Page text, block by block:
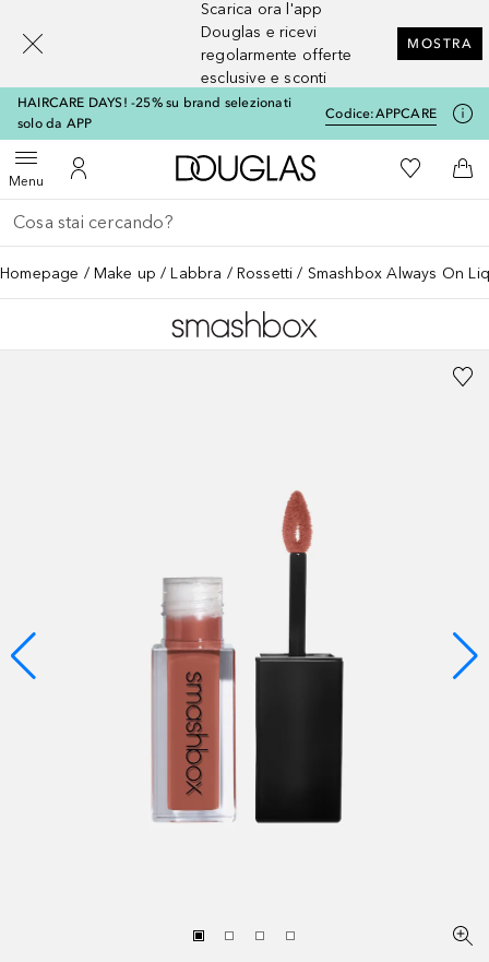
Scarica ora l'app
Douglas e ricevi
regolarmente offerte
esclusive e sconti
MOSTRA
HAIRCARE DAYS! -25% su brand selezionati
solo da APP
Codice:APPCARE
MenuApri menuAl Mio Account
A Douglas HomeAlla Mia
Al
Torna indietro
Esegui ricerca
Homepage Make up Labbra Rossetti Smashbox Always On
[navigation.slideout.screenreader]